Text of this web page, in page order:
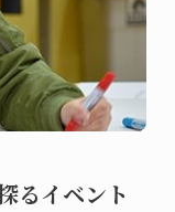
るイベント